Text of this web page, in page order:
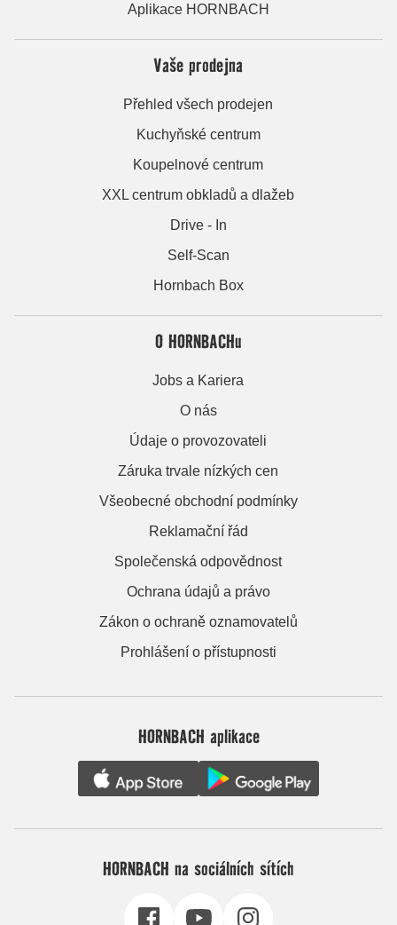
Aplikace HORNBACH
Vaše prodejna
Přehled všech prodejen
Kuchyňské centrum
Koupelnové centrum
XXL centrum obkladů a dlažeb
Drive - In
Self-Scan
Hornbach Box
O HORNBACHu
Jobs a Kariera
O nás
Údaje o provozovateli
Záruka trvale nízkých cen
Všeobecné obchodní podmínky
Reklamační řád
Společenská odpovědnost
Ochrana údajů a právo
Zákon o ochraně oznamovatelů
Prohlášení o přístupnosti
HORNBACH aplikace
HORNBACH na sociálních sítích